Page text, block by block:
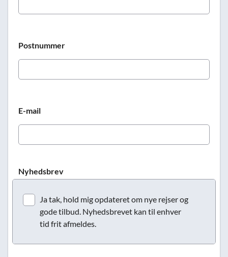
Postnummer
E-mail
Nyhedsbrev
Ja tak, hold mig opdateret om nye rejser og
gode tilbud. Nyhedsbrevet kan til enhver
tid frit afmeldes.